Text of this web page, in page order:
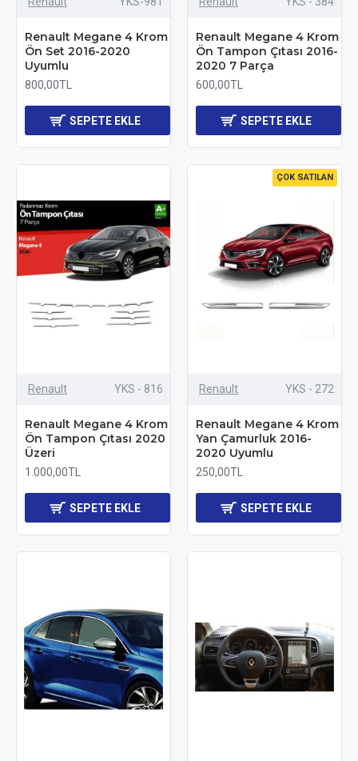
Renault Megane 4 Krom
Ön Set 2016-2020
Uyumlu
800,00TL
SEPETE EKLE
Renault Megane 4 Krom
Ön Tampon Çıtası 2016-
2020 7 Parça
600,00TL
SEPETE EKLE
Renault YKS - 816
Renault Megane 4 Krom
Ön Tampon Çıtası 2020
Üzeri
1.000,00TL
SEPETE EKLE
ÇOK SATILAN
Renault YKS - 272
Renault Megane 4 Krom
Yan Çamurluk 2016-
2020 Uyumlu
250,00TL
SEPETE EKLE